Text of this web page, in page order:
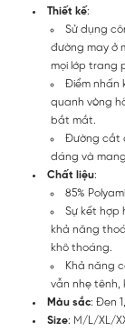
Thiết kế:
Sử dụng
đường may ở
mọi lớp trang
Điểm nhấn
quanh vòng
bắt mắt.
Đường cắt
dáng và
Chất liệu:
85%
Sự kết hợp
khả năng
khô thoáng.
Khả năng
vẫn nhẹ tênh,
Màu sắc: Đen
Size: M/L/XL/